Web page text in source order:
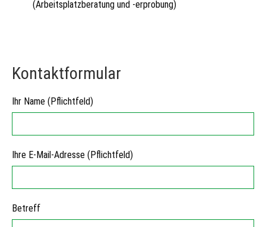
(Arbeitsplatzberatung und -erprobung)
Kontaktformular
Ihr Name (Pflichtfeld)
Ihre E-Mail-Adresse (Pflichtfeld)
Betreff